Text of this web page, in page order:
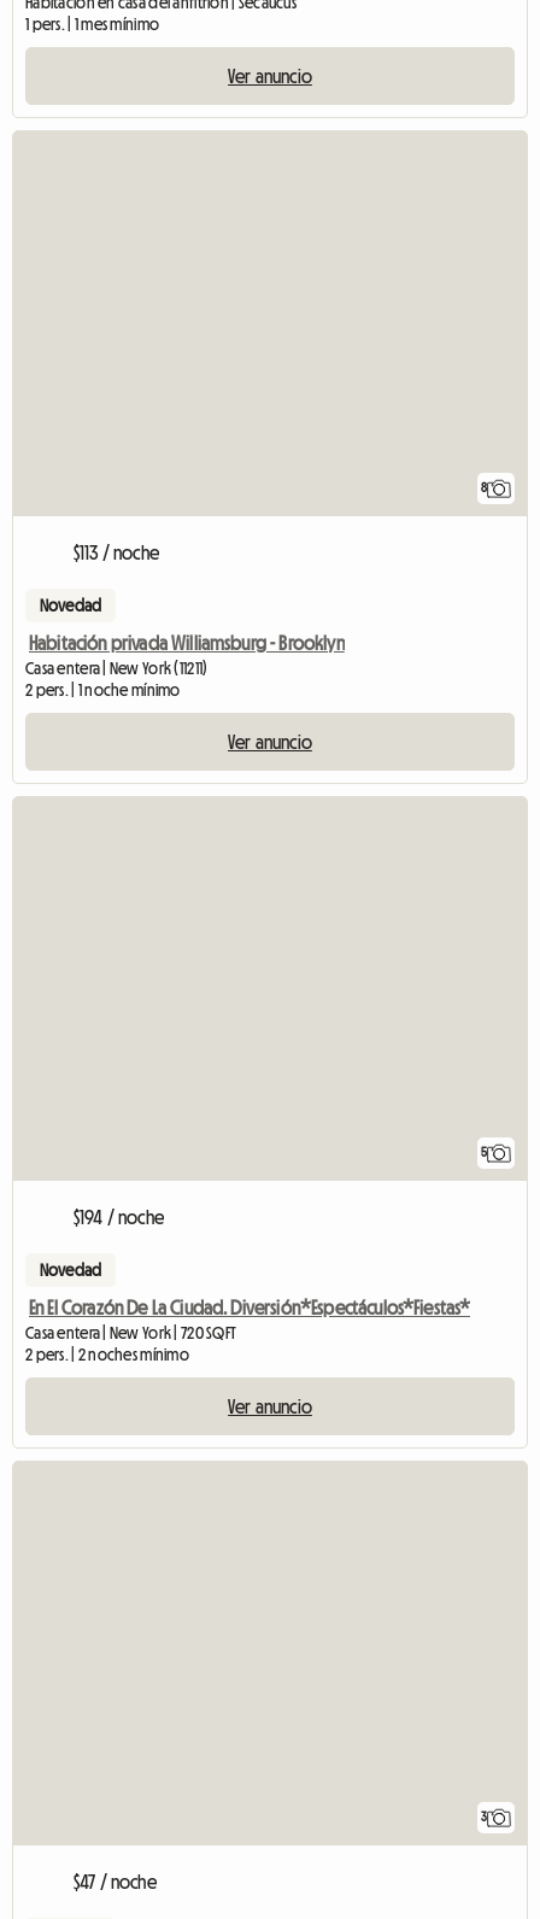
1 pers. | 1 mes mínimo
Ver anuncio
8
$113 / noche
Novedad
Habitación privada Williamsburg - Brooklyn
Casa entera | New York (11211)
2 pers. | 1 noche mínimo
Ver anuncio
5
$194 / noche
Novedad
En El Corazón De La Ciudad. Diversión*Espectáculos*Fiestas*
Casa entera | New York | 720 SQFT
2 pers. | 2 noches mínimo
Ver anuncio
3
$47 / noche